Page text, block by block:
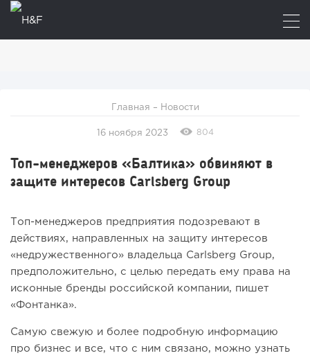
Главная – Новости
16 ноября 2023 804
Топ-менеджеров «Балтика» обвиняют в
защите интересов Carlsberg Group
Топ-менеджеров предприятия подозревают в
действиях, направленных на защиту интересов
«недружественного» владельца Carlsberg Group,
предположительно, с целью передать ему права на
исконные бренды российской компании, пишет
«Фонтанка».
Самую свежую и более подробную информацию
про бизнес и все, что с ним связано, можно узнать